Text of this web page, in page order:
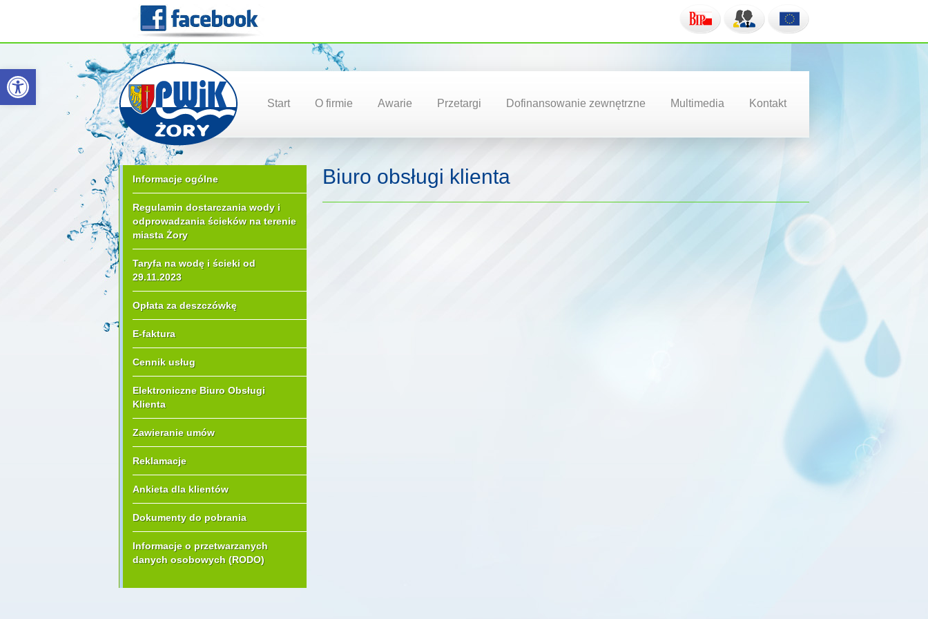
Otwórz pasek narzędzi
Start O firmie Awarie Przetargi Dofinansowanie zewnętrzne Multimedia Kontakt
Informacje ogólne
Regulamin dostarczania wody i
odprowadzania ścieków na terenie
miasta Żory
Taryfa na wodę i ścieki od
29.11.2023
Opłata za deszczówkę
E-faktura
Cennik usług
Elektroniczne Biuro Obsługi
Klienta
Zawieranie umów
Reklamacje
Ankieta dla klientów
Dokumenty do pobrania
Informacje o przetwarzanych
danych osobowych (RODO)
Biuro obsługi klienta